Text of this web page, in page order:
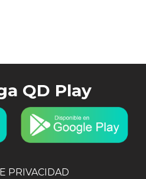
QD Play
PRIVACIDAD